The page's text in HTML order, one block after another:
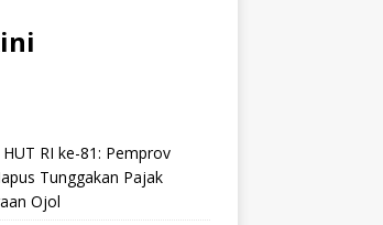
RI ke-81: Pemprov
Tunggakan Pajak
Ojol